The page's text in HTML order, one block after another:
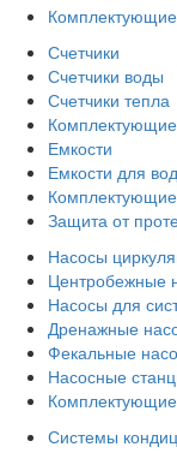
Счетчики
Счетчики воды
Счетчики тепла
Комплектующие
Емкости
Емкости для
Защита от
Насосы
Центробежные
Насосы для
Дренажные
Фекальные
Насосные
Системы